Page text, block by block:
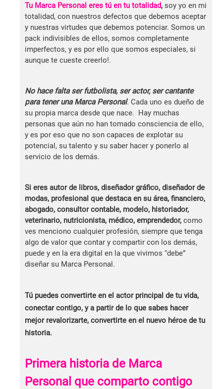
Tu Marca Personal eres tú en tu totalidad, soy yo en mi
totalidad, con nuestros defectos que debemos aceptar
y nuestras virtudes que debemos potenciar. Somos un
pack indivisibles de ellos, somos completamente
imperfectos, y es por ello que somos especiales, si
aunque te cueste creerlo!.
No hace falta ser futbolista, ser actor, ser cantante
para tener una Marca Personal. Cada uno es dueño de
su propia marca desde que nace. Hay muchas
personas que aún no han tomado consciencia de ello,
y es por eso que no son capaces de explotar su
potencial, su talento y su saber hacer y ponerlo al
servicio de los demás.
Si eres autor de libros, diseñador gráfico, diseñador de
modas, profesional que destaca en su área, financiero,
abogado, consultor contable, modelo, historiador,
veterinario, nutricionista, médico, emprendedor, como
ves menciono cualquier profesión, siempre que tenga
algo de valor que contar y compartir con los demás,
puede y en la era digital en la que vivimos “debe”
diseñar su Marca Personal.
Tú puedes convertirte en el actor principal de tu vida,
conectar contigo, y a partir de lo que sabes hacer
mejor revalorizarte, convertirte en el nuevo héroe de tu
historia.
Primera historia de Marca
Personal que comparto contigo